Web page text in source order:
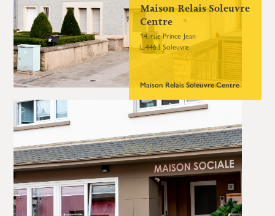
Maison Relais Soleuvre
Centre
14, rue Prince Jean
L-4463 Soleuvre
Maison Relais Soleuvre Centre